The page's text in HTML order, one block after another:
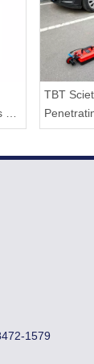
TBT
para la
1579